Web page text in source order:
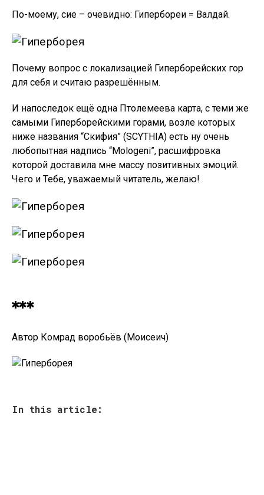
По-моему, сие – очевидно: Гипербореи = Валдай.
Почему вопрос с локализацией Гиперборейских гор
для себя и считаю разрешённым.
И напоследок ещё одна Птолемеева карта, с теми же
самыми Гиперборейскими горами, возле которых
ниже названия “Скифия” (SCYTHIA) есть ну очень
любопытная надпись “Mologeni”, расшифровка
которой доставила мне массу позитивных эмоций.
Чего и Тебе, уважаемый читатель, желаю!
***
Автор Комрад воробьёв (Моисеич)
In this article: